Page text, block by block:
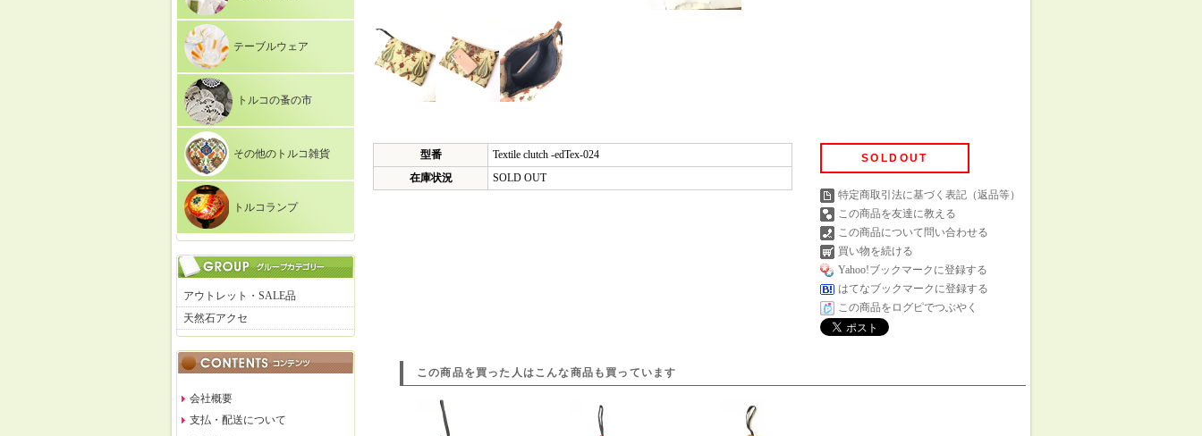
テーブルウェア
トルコの蚤の市
その他のトルコ雑貨
トルコランプ
アウトレット・SALE品
天然石アクセ
会社概要
支払・配送について
型番
Textile clutch -edTex-024
在庫状況
SOLD OUT
SOLDOUT
特定商取引法に基づく表記（返品等）
この商品を友達に教える
この商品について問い合わせる
買い物を続ける
Yahoo!ブックマークに登録する
はてなブックマークに登録する
この商品をログピでつぶやく
この商品を買った人はこんな商品も買っています